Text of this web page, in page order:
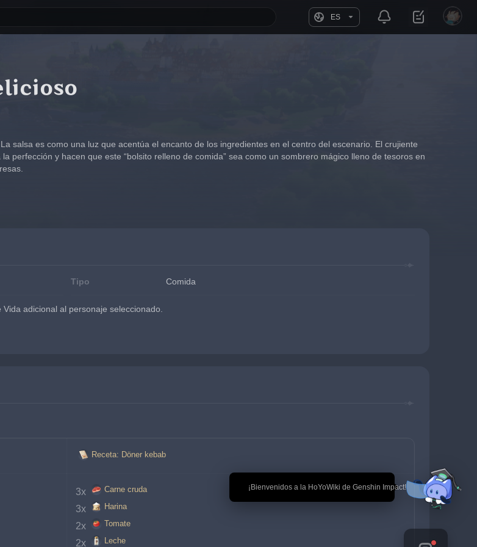
ES
🎉 ¡Bienvenidos a la HoYoWiki de Genshin Impact!
salsa es como una luz que acentúa el encanto de los ingredientes en el centro del escenario. El crujiente
perfección y hacen que este “bolsito relleno de comida” sea como un sombrero mágico lleno de tesoros en
Tipo Comida
adicional al personaje seleccionado.
Receta: Döner kebab
3x Carne cruda
3x Harina
2x Tomate
2x Leche